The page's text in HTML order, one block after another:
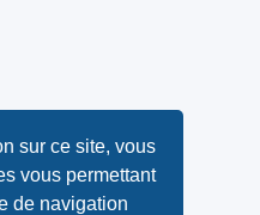
sur ce site, vous
vous permettant
de navigation